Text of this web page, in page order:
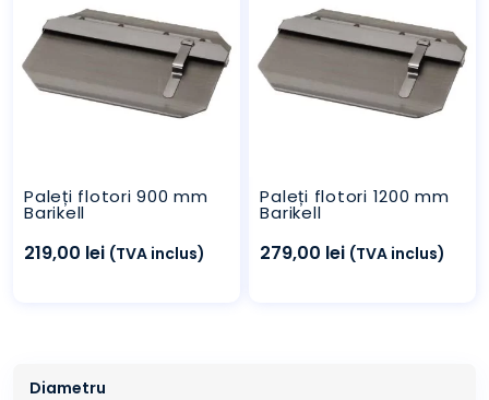
Paleți flotori 900 mm
Barikell
219,00 lei (TVA inclus)
Paleți flotori 1200 mm
Barikell
279,00 lei (TVA inclus)
Diametru